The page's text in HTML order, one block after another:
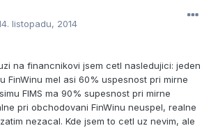
listopadu, 2014
na financnikovi jsem cetl nasledujici: jeden
FinWinu mel asi 60% uspesnost pri mirne
FIMS ma 90% supesnost pri mirne
pri obchodovani FinWinu neuspel, realne
nezacal. Kde jsem to cetl uz nevim, ale